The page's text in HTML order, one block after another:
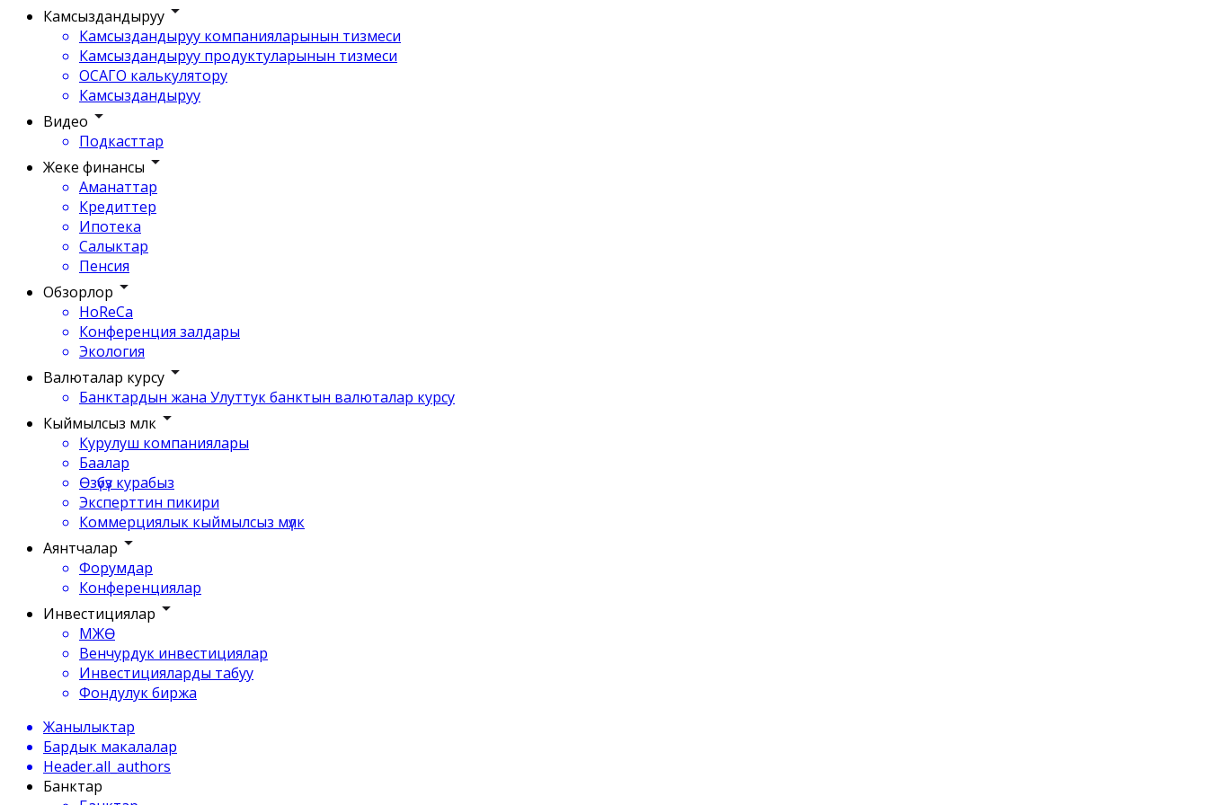
Камсыздандыруу
Камсыздандыруу компанияларынын тизмеси
Камсыздандыруу продуктуларынын тизмеси
ОСАГО калькулятору
Камсыздандыруу
Видео
Подкасттар
Жеке финансы
Аманаттар
Кредиттер
Ипотека
Салыктар
Пенсия
Обзорлор
HoReCa
Конференция залдары
Экология
Валюталар курсу
Банктардын жана Улуттук банктын валюталар курсу
Кыймылсыз мүлк
Курулуш компаниялары
Баалар
Өзүбүз курабыз
Эксперттин пикири
Коммерциялык кыймылсыз мүлк
Аянтчалар
Форумдар
Конференциялар
Инвестициялар
МЖӨ
Венчурдук инвестициялар
Инвестицияларды табуу
Фондулук биржа
Жанылыктар
Бардык макалалар
Header.all_authors
Банктар